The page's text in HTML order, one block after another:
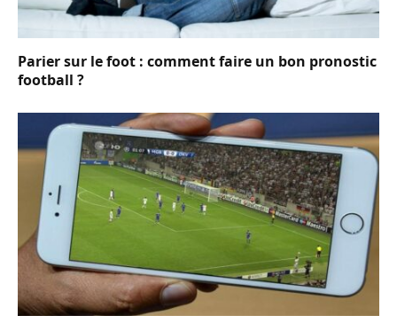
Parier sur le foot : comment faire un bon pronostic
football ?